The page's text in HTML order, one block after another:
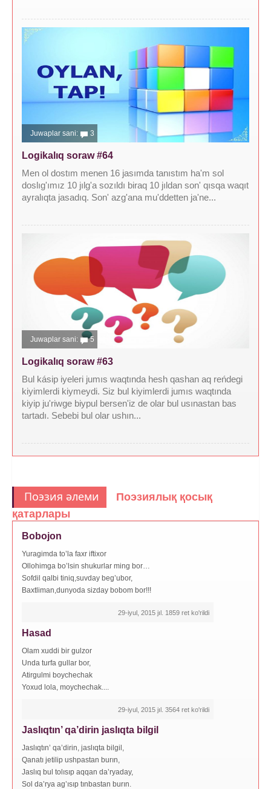
Juwaplar sani: 3
Logikalıq soraw #64
Men ol dostım menen 16 jasımda tanıstım ha'm sol
doslıg'ımız 10 jılg'a sozıldı biraq 10 jıldan son' qısqa waqıt
ayralıqta jasadıq. Son' azg'ana mu'ddetten ja'ne...
Juwaplar sani: 5
Logikalıq soraw #63
Bul kásip iyeleri jumıs waqtında hesh qashan aq reńdegi
kiyimlerdi kiymeydi. Siz bul kiyimlerdi jumıs waqtında
kiyip ju'riwge biypul bersen'iz de olar bul usınastan bas
tartadı. Sebebi bul olar ushın...
Поэзия әлеми
Поэзиялық қосық
қатарлары
Bobojon
Yuragimda to’la faxr iftixor
Ollohimga bo’lsin shukurlar ming bor…
Sofdil qalbi tiniq,suvday beg’ubor,
Baxtliman,dunyoda sizday bobom bor!!!
29-iyul, 2015 jıl. 1859 ret ko'rildi
Hasad
Olam xuddi bir gulzor
Unda turfa gullar bor,
Atirgulmi boychechak
Yoxud lola, moychechak....
29-iyul, 2015 jıl. 3564 ret ko'rildi
Jaslıqtın’ qa’dirin jaslıqta bilgil
Jaslıqtın’ qa’dirin, jaslıqta bilgil,
Qanatı jetilip ushpastan burın,
Jaslıq bul tolısıp aqqan da’ryaday,
Sol da’rya ag’ısıp tınbastan burın.